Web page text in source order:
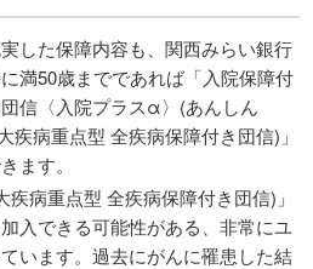
した保障内容も、関西みらい銀行
満50歳までであれば「入院保障付
信〈入院プラスα〉(あんしん
病重点型 全疾病保障付き団信)」
ます。
病重点型 全疾病保障付き団信)」
入できる可能性がある、非常にユ
います。過去にがんに罹患した結